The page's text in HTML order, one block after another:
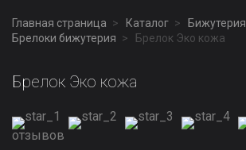
Главная страница Каталог
Бижутерия
Брелоки бижутерия
Брелок Эко кожа
Брелок Эко кожа
отзывов